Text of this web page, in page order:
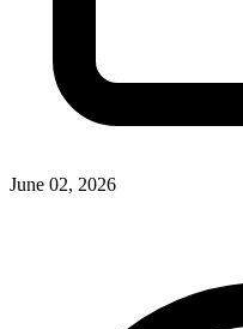
June 02, 2026